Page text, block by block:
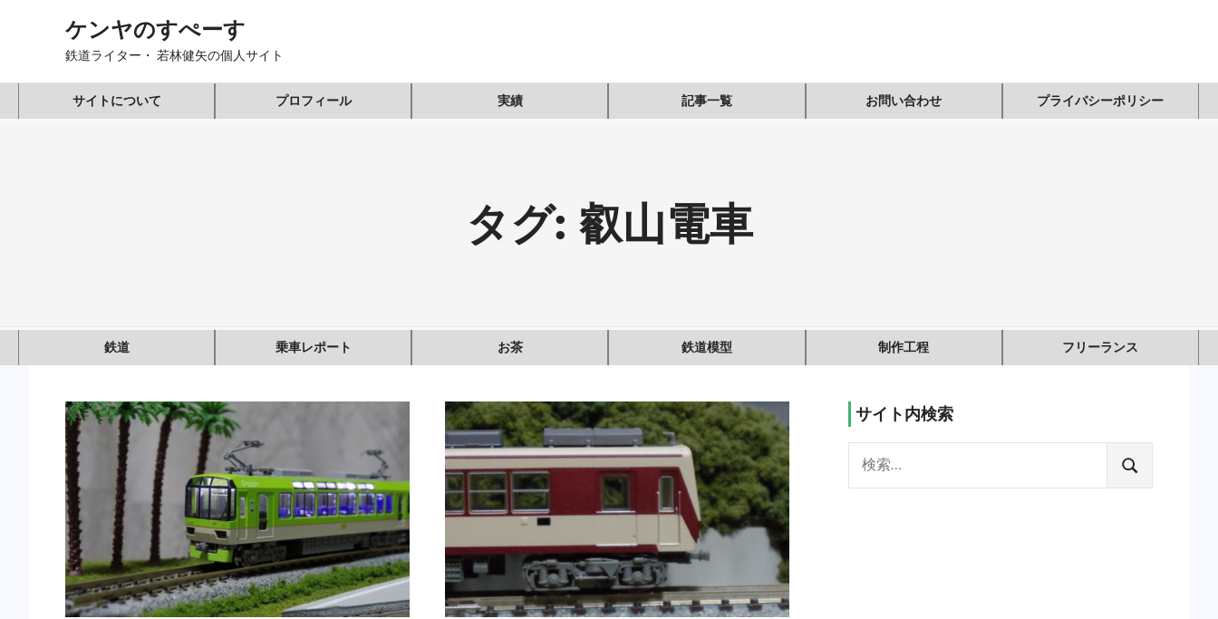
ン
へ
ケンヤのすぺーす
鉄道ライター・ 若林健矢の個人サイト
サイトについて プロフィール 実績 記事一覧 お問い合わせ プライバシーポリシー
タグ: 叡山電車
鉄道 乗車レポート お茶 鉄道模型 制作工程 フリーランス
サイト内検索
索:
検
索